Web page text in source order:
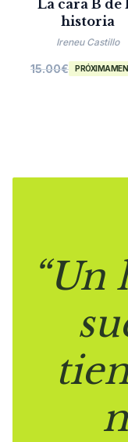
La cara B de
historia
Ireneu Castillo
15.00€
“Un